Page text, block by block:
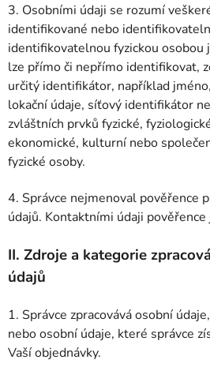
3. Osobními údaji se rozumí
identifikované nebo
identifikovatelnou fyzickou osobou
lze přímo či nepřímo identifikovat,
určitý identifikátor, například
lokační údaje, síťový identifikátor
zvláštních prvků fyzické,
ekonomické, kulturní nebo
fyzické osoby.
4. Správce nejmenoval pověřence
údajů. Kontaktními údaji pověřence
II. Zdroje a kategorie
údajů
1. Správce zpracovává osobní
nebo osobní údaje, které správce
Vaší objednávky.